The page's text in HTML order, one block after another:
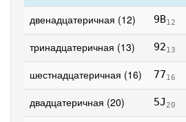
двенадцатеричная (12) 9B12
тринадцатеричная (13) 9213
шестнадцатеричная (16) 7716
двадцатеричная (20) 5J20